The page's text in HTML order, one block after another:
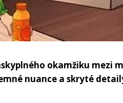
okamžiku mezi
nuance a skryté